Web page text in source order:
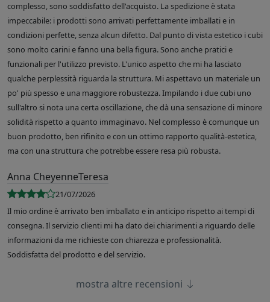
complesso, sono soddisfatto dell'acquisto. La spedizione è stata
impeccabile: i prodotti sono arrivati perfettamente imballati e in
condizioni perfette, senza alcun difetto. Dal punto di vista estetico i cubi
sono molto carini e fanno una bella figura. Sono anche pratici e
funzionali per l'utilizzo previsto. L'unico aspetto che mi ha lasciato
qualche perplessità riguarda la struttura. Mi aspettavo un materiale un
po' più spesso e una maggiore robustezza. Impilando i due cubi uno
sull'altro si nota una certa oscillazione, che dà una sensazione di minore
solidità rispetto a quanto immaginavo. Nel complesso è comunque un
buon prodotto, ben rifinito e con un ottimo rapporto qualità-estetica,
ma con una struttura che potrebbe essere resa più robusta.
Anna CheyenneTeresa
21/07/2026
Il mio ordine è arrivato ben imballato e in anticipo rispetto ai tempi di
consegna. Il servizio clienti mi ha dato dei chiarimenti a riguardo delle
informazioni da me richieste con chiarezza e professionalità.
Soddisfatta del prodotto e del servizio.
mostra altre recensioni